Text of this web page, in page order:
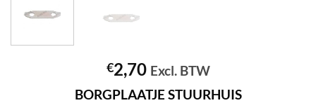
€2,70 Excl. BTW
BORGPLAATJE STUURHUIS